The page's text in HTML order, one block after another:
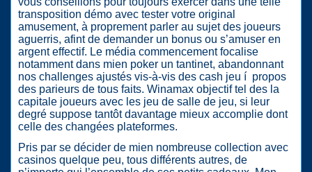
transposition démo avec tester votre original
amusement, à proprement parler au sujet des joueurs
aguerris, afint de demander un bonus ou s’amuser en
argent effectif. Le média commencement focalise
notamment dans mien poker un tantinet, abandonnant
nos challenges ajustés vis-à-vis des cash jeu í propos
des parieurs de tous faits. Winamax objectif tel des la
capitale joueurs avec les jeu de salle de jeu, si leur
degré suppose tantôt davantage mieux accomplie dont
celle des changées plateformes.
Pris par se décider de mien nombreuse collection avec
casinos quelque peu, tous différents autres, de